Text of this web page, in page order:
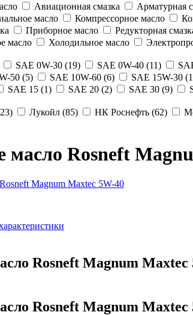
Авиационная смазка Арматурная
масло Компрессорное масло
Приборное масло Редукторная
масло Холодильное масло
SAE 0W-30 (19) SAE 0W-40 (11)
50 (5) SAE 10W-60 (6) SAE 15W-30
SAE 15 (1) SAE 20 (2) SAE 30 (9)
Лукойл (85) НК Роснефть (62)
масло Rosneft
Rosneft Magnum
Rosneft Magnum